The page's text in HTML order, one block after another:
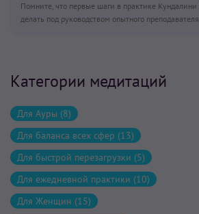
Помните, что первые шаги в практике Кундалини
делать под руководством опытного
Категории медитаций
Для Ауры (8)
Для баланса всех сфер (13)
Для быстрой перезагрузки (5)
Для ежедневной практики (10)
Для Женщин (15)